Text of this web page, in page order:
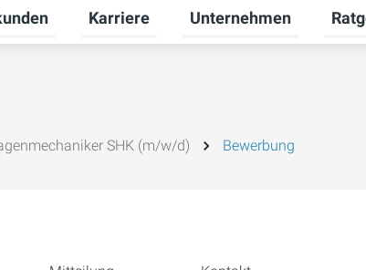
umschalten
für Privatkunden umschalten
Untermenü für Gewerbekunden
Karriere
Untermenü für Karriere
Unternehmen
SHK (m/w/d) Bewerbung